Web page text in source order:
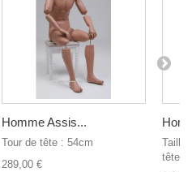
Homme Assis...
Tour de tête : 54cm
289,00 €
Taille
tête à